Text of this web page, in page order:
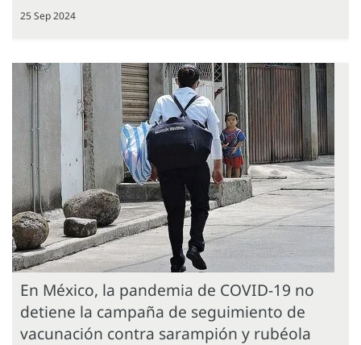
25 Sep 2024
En México, la pandemia de COVID-19 no
detiene la campaña de seguimiento de
vacunación contra sarampión y rubéola